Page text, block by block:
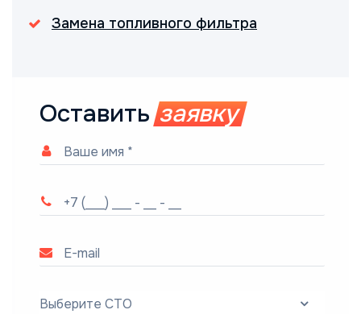
Замена топливного фильтра
Оставить заявку
Выберите СТО